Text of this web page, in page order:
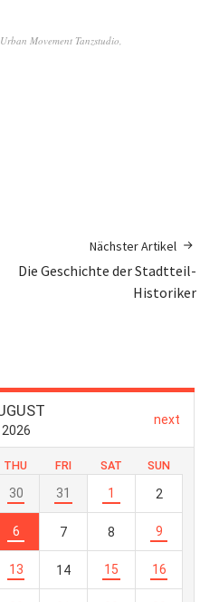
Urban Movement Tanzstudio
Nächster Artikel
Die Geschichte der Stadtteil-
Historiker